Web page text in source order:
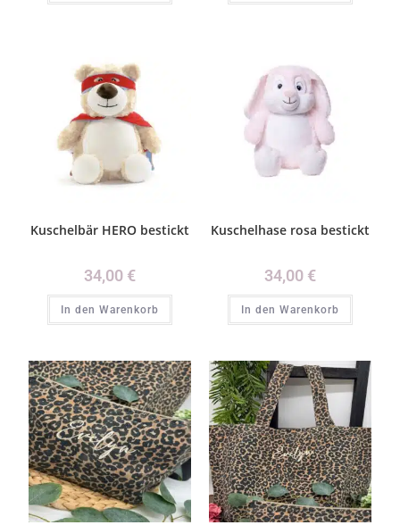
Kuschelbär HERO bestickt
34,00 €
In den Warenkorb
Kuschelhase rosa bestickt
34,00 €
In den Warenkorb